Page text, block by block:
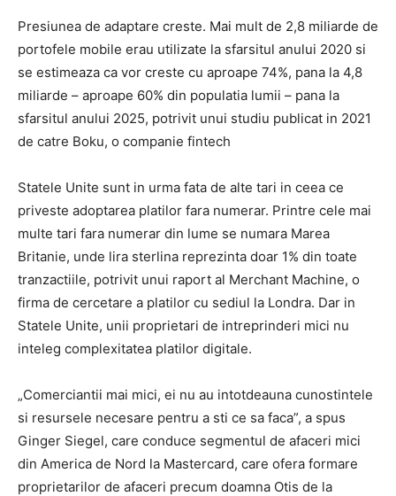
Presiunea de adaptare creste. Mai mult de 2,8 miliarde de
portofele mobile erau utilizate la sfarsitul anului 2020 si
se estimeaza ca vor creste cu aproape 74%, pana la 4,8
miliarde – aproape 60% din populatia lumii – pana la
sfarsitul anului 2025, potrivit unui studiu publicat in 2021
de catre Boku, o companie fintech
Statele Unite sunt in urma fata de alte tari in ceea ce
priveste adoptarea platilor fara numerar. Printre cele mai
multe tari fara numerar din lume se numara Marea
Britanie, unde lira sterlina reprezinta doar 1% din toate
tranzactiile, potrivit unui raport al Merchant Machine, o
firma de cercetare a platilor cu sediul la Londra. Dar in
Statele Unite, unii proprietari de intreprinderi mici nu
inteleg complexitatea platilor digitale.
„Comerciantii mai mici, ei nu au intotdeauna cunostintele
si resursele necesare pentru a sti ce sa faca”, a spus
Ginger Siegel, care conduce segmentul de afaceri mici
din America de Nord la Mastercard, care ofera formare
proprietarilor de afaceri precum doamna Otis de la